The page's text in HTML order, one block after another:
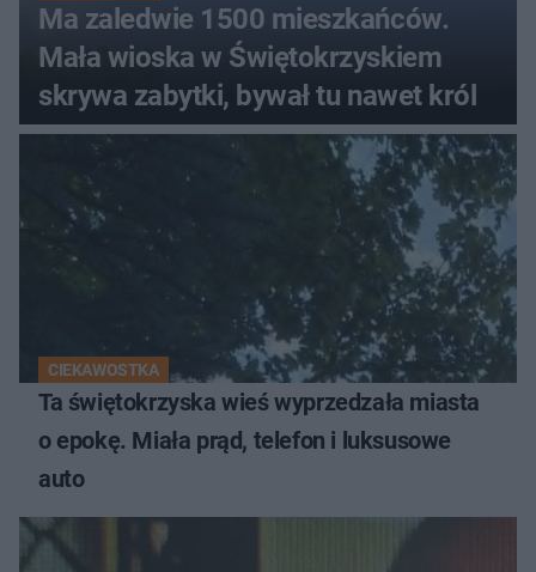
Ma zaledwie 1500 mieszkańców.
Mała wioska w Świętokrzyskiem
skrywa zabytki, bywał tu nawet król
CIEKAWOSTKA
Ta świętokrzyska wieś wyprzedzała miasta
o epokę. Miała prąd, telefon i luksusowe
auto